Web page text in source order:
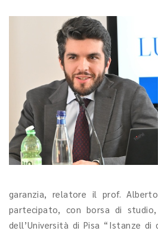
garanzia, relatore il prof.
partecipato, con borsa di
dell’Università di Pisa “Istanze